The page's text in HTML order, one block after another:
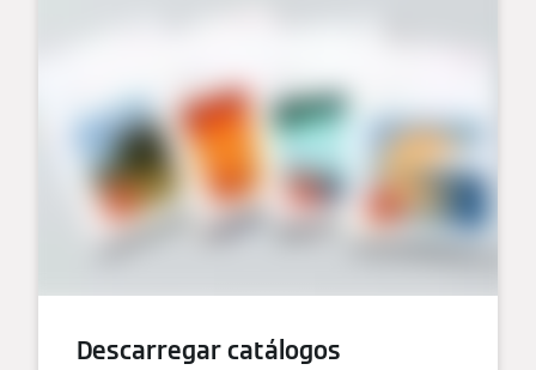
Descarregar catálogos